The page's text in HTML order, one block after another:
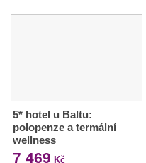
5* hotel u Baltu:
polopenze a termální
wellness
7 469 Kč